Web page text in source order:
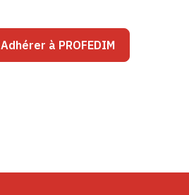
Adhérer à PROFEDIM